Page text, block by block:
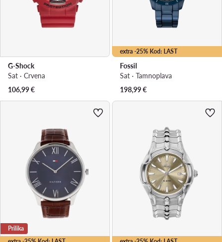
G-Shock
Sat · Crvena
106,99€
extra -25% Kod: LAST
Fossil
Sat · Tamnoplava
198,99€
Prilika